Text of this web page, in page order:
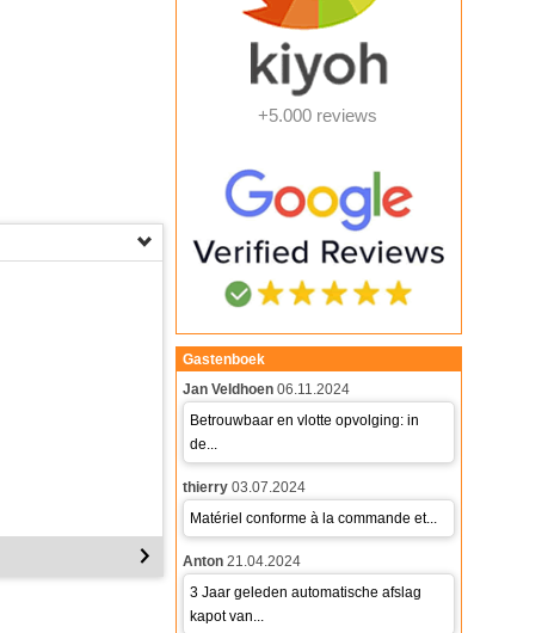
+5.000 reviews
Gastenboek
Jan Veldhoen 06.11.2024
Betrouwbaar en vlotte opvolging: in
de...
thierry 03.07.2024
Matériel conforme à la commande et...
Anton 21.04.2024
3 Jaar geleden automatische afslag
kapot van...